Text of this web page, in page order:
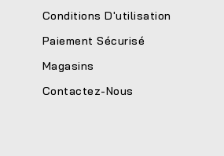
Conditions D'utilisation
Paiement Sécurisé
Magasins
Contactez-Nous